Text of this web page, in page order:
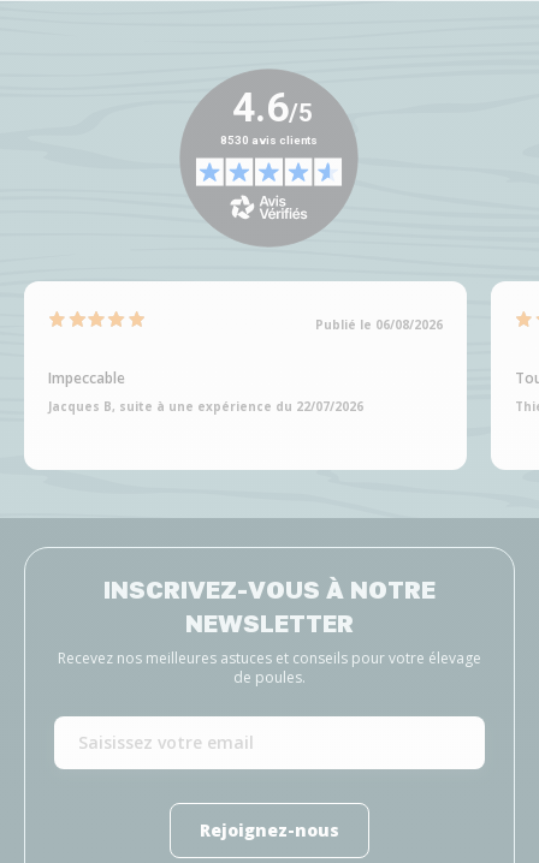
Publié le 06/08/2026
Impeccable
Jacques B, suite à une expérience du 22/07/2026
INSCRIVEZ-VOUS À NOTRE
NEWSLETTER
Recevez nos meilleures astuces et conseils pour votre élevage
de poules.
Rejoignez-nous